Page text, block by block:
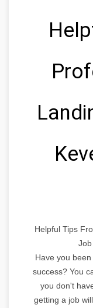
Helpful Tips
Have you
success? You
you don't
getting a job